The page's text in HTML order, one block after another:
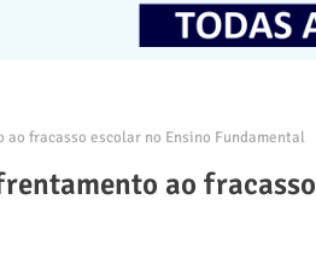
fracasso escolar no Ensino Fundamental
ao fracasso